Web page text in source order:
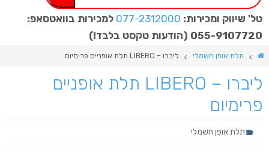
טל' שיווק ומכירות: 077-2312000 ​ ​למכירות בוואטסאפ:
055-9107720 (הודעות טקסט בלבד!)
תלת אופן חשמלי ליברו – LIBERO תלת אופניים פרימיום
ליברו – LIBERO תלת אופניים
פרימיום
תלת אופן חשמלי